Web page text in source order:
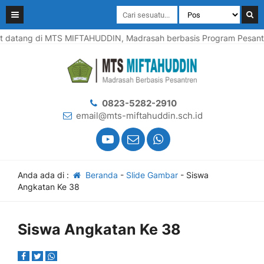
di MTS MIFTAHUDDIN, Madrasah berbasis Program
0823-5282-2910
email@mts-miftahuddin.sch.id
Anda ada di : Beranda - Slide Gambar- Siswa
Angkatan Ke 38
Siswa Angkatan Ke 38